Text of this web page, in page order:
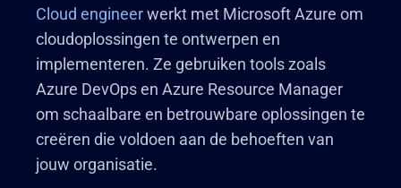
Cloud engineerwerkt met Microsoft Azure om
cloudoplossingen te ontwerpen en
implementeren. Ze gebruiken tools zoals
Azure DevOps en Azure Resource Manager
om schaalbare en betrouwbare oplossingen te
creëren die voldoen aan de behoeften van
jouw organisatie.